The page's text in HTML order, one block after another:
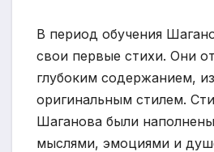
В период обучения
свои первые стихи. Они
глубоким содержанием,
оригинальным стилем.
Шаганова были
мыслями, эмоциями и